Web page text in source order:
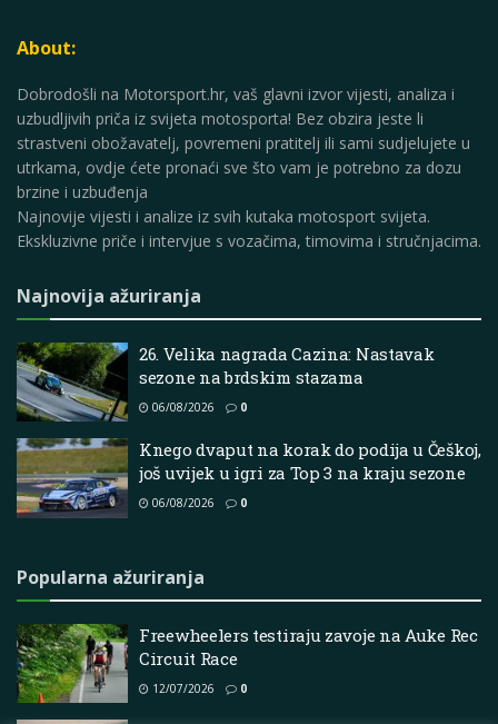
About:
Dobrodošli na Motorsport.hr, vaš glavni izvor vijesti, analiza i
uzbudljivih priča iz svijeta motosporta! Bez obzira jeste li
strastveni obožavatelj, povremeni pratitelj ili sami sudjelujete u
utrkama, ovdje ćete pronaći sve što vam je potrebno za dozu
brzine i uzbuđenja
Najnovije vijesti i analize iz svih kutaka motosport svijeta.
Ekskluzivne priče i intervjue s vozačima, timovima i stručnjacima.
Najnovija ažuriranja
26. Velika nagrada Cazina: Nastavak
sezone na brdskim stazama
06/08/2026 0
Knego dvaput na korak do podija u Češkoj,
još uvijek u igri za Top 3 na kraju sezone
06/08/2026 0
Popularna ažuriranja
Freewheelers testiraju zavoje na Auke Rec
Circuit Race
12/07/2026 0